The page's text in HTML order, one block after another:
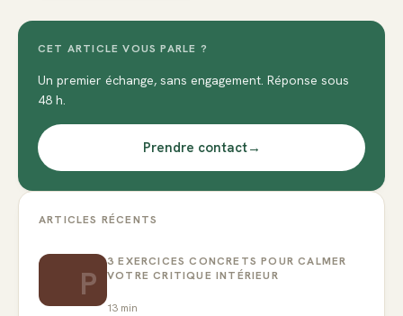
CET ARTICLE VOUS PARLE ?
Un premier échange, sans engagement. Réponse sous
48 h.
Prendre contact→
ARTICLES RÉCENTS
P
3 EXERCICES CONCRETS POUR CALMER
VOTRE CRITIQUE INTÉRIEUR
13 min